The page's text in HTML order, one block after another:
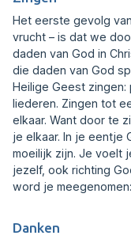
Het eerste gevolg
vrucht – is dat we
daden van God in
die daden van God
Heilige Geest
liederen. Zingen tot
elkaar. Want door te
je elkaar. In je eentje
moei‍lijk zijn. Je voelt
jezelf, ook richting
word je
Danken